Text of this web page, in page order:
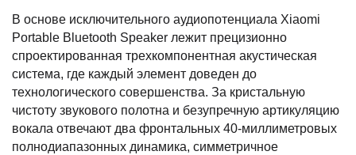
В основе исключительного аудиопотенциала Xiaomi
Portable Bluetooth Speaker лежит прецизионно
спроектированная трехкомпонентная акустическая
система, где каждый элемент доведен до
технологического совершенства. За кристальную
чистоту звукового полотна и безупречную артикуляцию
вокала отвечают два фронтальных 40-миллиметровых
полнодиапазонных динамика, симметричное